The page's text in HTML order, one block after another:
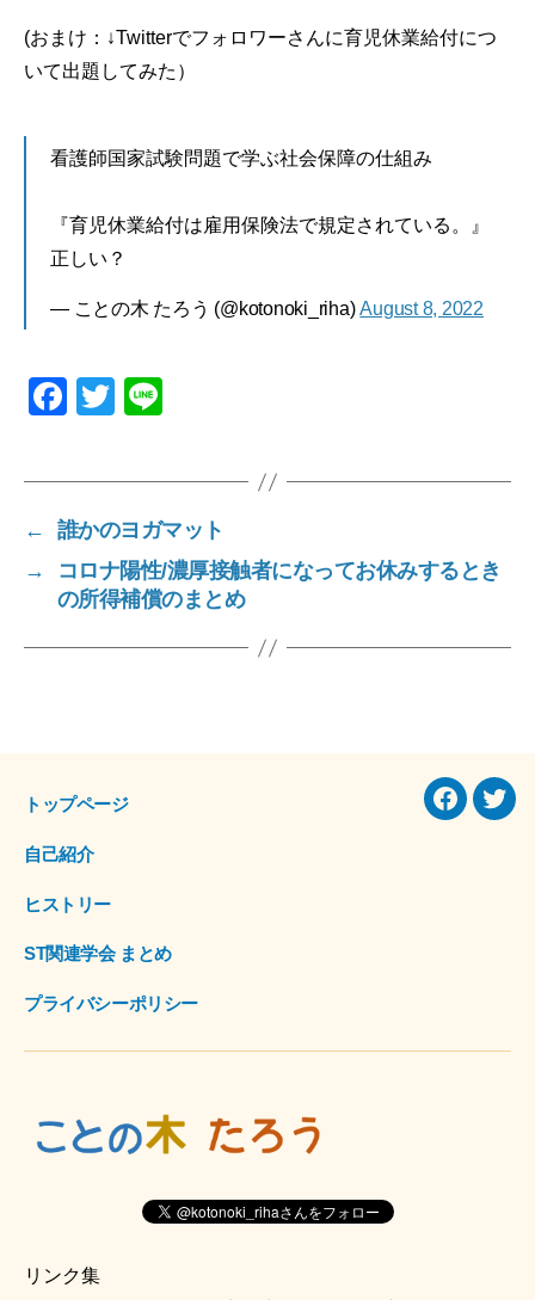
(おまけ：↓Twitterでフォロワーさんに育児休業給付につ
いて出題してみた）
看護師国家試験問題で学ぶ社会保障の仕組み
『育児休業給付は雇用保険法で規定されている。』
正しい？
— ことの木 たろう (@kotonoki_riha)August 8, 2022
F
c
e
b
o
T
tt
er
e
←
誰かのヨガマット
→
コロナ陽性/濃厚接触者になってお休みするとき
の所得補償のまとめ
トップページ
自己紹介
ヒストリー
ST関連学会 まとめ
プライバシーポリシー
Facebook
リンク集